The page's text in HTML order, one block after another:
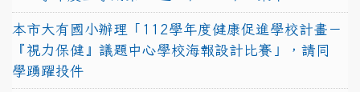
本市大有國小辦理「112學年度健康促進學校計畫－
『視力保健』議題中心學校海報設計比賽」，請同
學踴躍投件